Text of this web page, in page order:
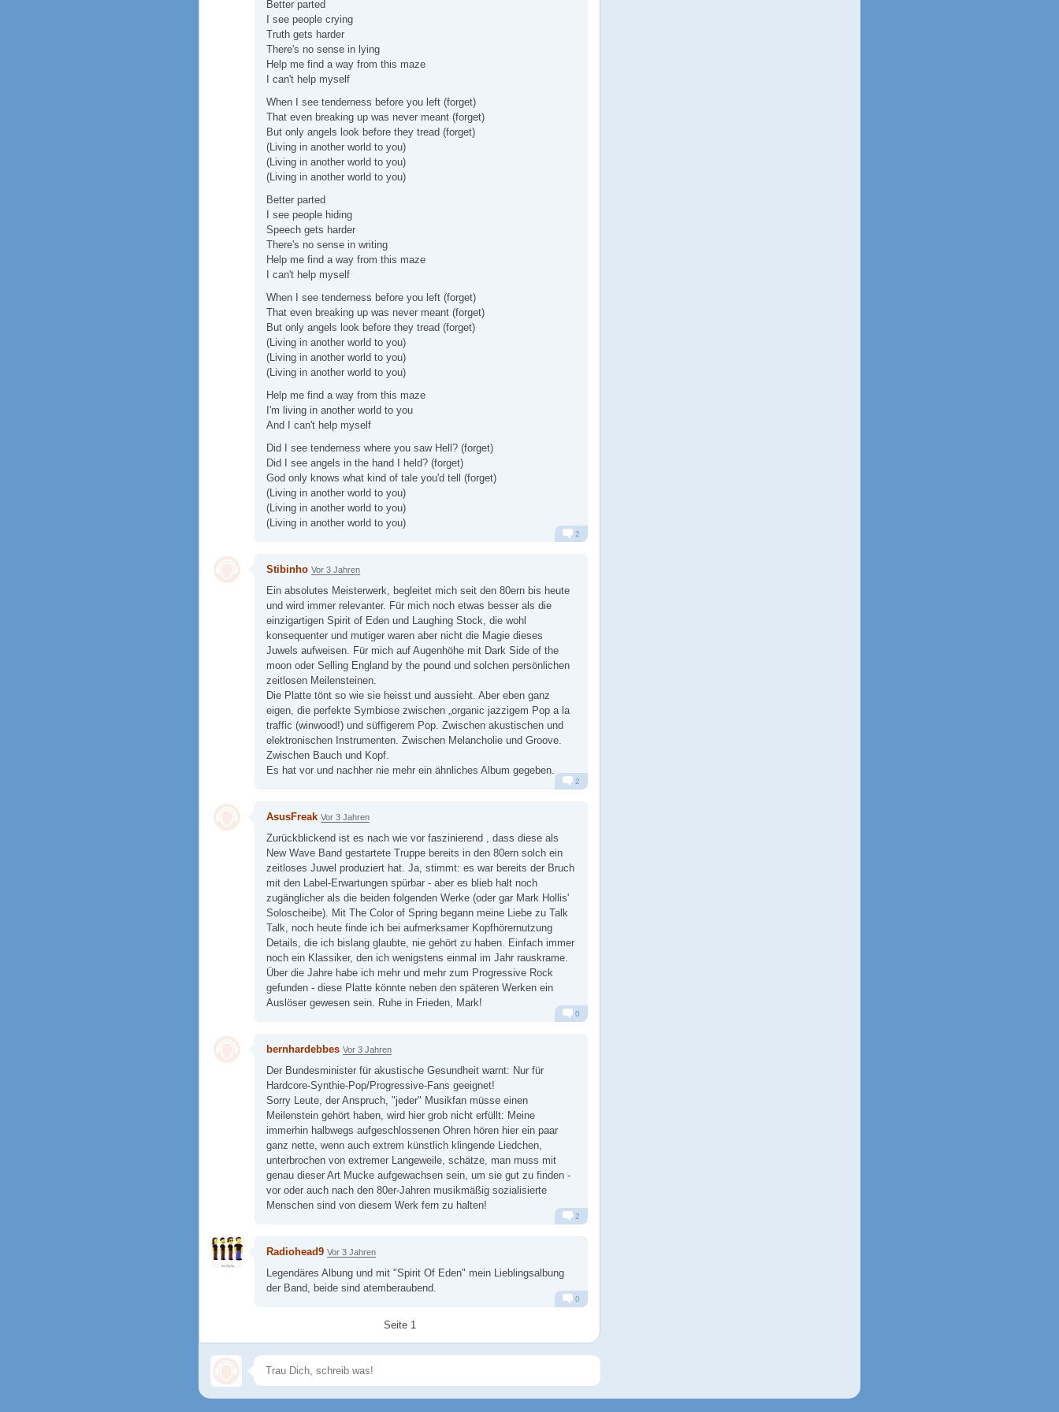
Better parted
I see people crying
Truth gets harder
There's no sense in lying
Help me find a way from this maze
I can't help myself
When I see tenderness before you left (forget)
That even breaking up was never meant (forget)
But only angels look before they tread (forget)
(Living in another world to you)
(Living in another world to you)
(Living in another world to you)
Better parted
I see people hiding
Speech gets harder
There's no sense in writing
Help me find a way from this maze
I can't help myself
When I see tenderness before you left (forget)
That even breaking up was never meant (forget)
But only angels look before they tread (forget)
(Living in another world to you)
(Living in another world to you)
(Living in another world to you)
Help me find a way from this maze
I'm living in another world to you
And I can't help myself
Did I see tenderness where you saw Hell? (forget)
Did I see angels in the hand I held? (forget)
God only knows what kind of tale you'd tell (forget)
(Living in another world to you)
(Living in another world to you)
(Living in another world to you)
2
Stibinho Vor 3 Jahren
Ein absolutes Meisterwerk, begleitet mich seit den 80ern bis heute
und wird immer relevanter. Für mich noch etwas besser als die
einzigartigen Spirit of Eden und Laughing Stock, die wohl
konsequenter und mutiger waren aber nicht die Magie dieses
Juwels aufweisen. Für mich auf Augenhöhe mit Dark Side of the
moon oder Selling England by the pound und solchen persönlichen
zeitlosen Meilensteinen.
Die Platte tönt so wie sie heisst und aussieht. Aber eben ganz
eigen, die perfekte Symbiose zwischen „organic jazzigem Pop a la
traffic (winwood!) und süffigerem Pop. Zwischen akustischen und
elektronischen Instrumenten. Zwischen Melancholie und Groove.
Zwischen Bauch und Kopf.
Es hat vor und nachher nie mehr ein ähnliches Album gegeben.
2
AsusFreak Vor 3 Jahren
Zurückblickend ist es nach wie vor faszinierend , dass diese als
New Wave Band gestartete Truppe bereits in den 80ern solch ein
zeitloses Juwel produziert hat. Ja, stimmt: es war bereits der Bruch
mit den Label-Erwartungen spürbar - aber es blieb halt noch
zugänglicher als die beiden folgenden Werke (oder gar Mark Hollis'
Soloscheibe). Mit The Color of Spring begann meine Liebe zu Talk
Talk, noch heute finde ich bei aufmerksamer Kopfhörernutzung
Details, die ich bislang glaubte, nie gehört zu haben. Einfach immer
noch ein Klassiker, den ich wenigstens einmal im Jahr rauskrame.
Über die Jahre habe ich mehr und mehr zum Progressive Rock
gefunden - diese Platte könnte neben den späteren Werken ein
Auslöser gewesen sein. Ruhe in Frieden, Mark!
0
bernhardebbes Vor 3 Jahren
Der Bundesminister für akustische Gesundheit warnt: Nur für
Hardcore-Synthie-Pop/Progressive-Fans geeignet!
Sorry Leute, der Anspruch, "jeder" Musikfan müsse einen
Meilenstein gehört haben, wird hier grob nicht erfüllt: Meine
immerhin halbwegs aufgeschlossenen Ohren hören hier ein paar
ganz nette, wenn auch extrem künstlich klingende Liedchen,
unterbrochen von extremer Langeweile, schätze, man muss mit
genau dieser Art Mucke aufgewachsen sein, um sie gut zu finden -
vor oder auch nach den 80er-Jahren musikmäßig sozialisierte
Menschen sind von diesem Werk fern zu halten!
2
Radiohead9 Vor 3 Jahren
Legendäres Albung und mit "Spirit Of Eden" mein Lieblingsalbung
der Band, beide sind atemberaubend.
0
Seite 1
Speichern